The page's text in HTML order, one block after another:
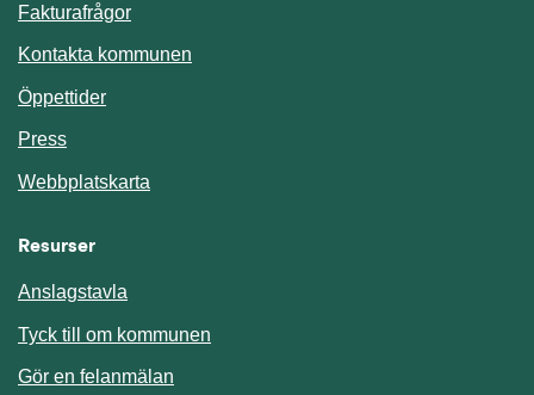
Fakturafrågor
Kontakta kommunen
Öppettider
Press
Webbplatskarta
Resurser
Anslagstavla
Tyck till om kommunen
Gör en felanmälan